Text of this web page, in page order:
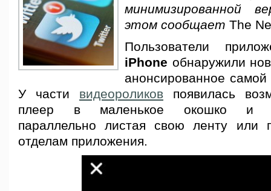
минимизированной
этом сообщает The
Пользователи
iPhone обнаружили
анонсированное
У части видеороликов появилась
плеер в маленькое окошко и
параллельно листая свою ленту или
отделам приложения.